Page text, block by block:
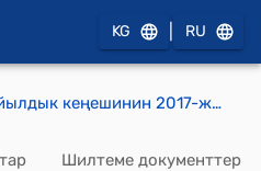
KG RU
Орозбеков айылдык кеңешинин 2017-жылдын 10-августундагы №80 "Орозбеков айыл өкмөтүнүн 2017-жылдын жылдык бекитилген бюджетине өзгөртүүлөрдү киргизүү жөнүндө" токтому
Шилтеме документтер